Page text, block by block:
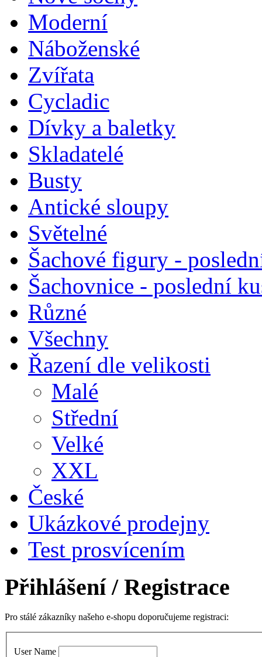
Moderní
Náboženské
Zvířata
Cycladic
Dívky a baletky
Skladatelé
Busty
Antické sloupy
Světelné
Šachové figury -
Šachovnice - poslední
Různé
Všechny
Řazení dle velikosti
Malé
Střední
Velké
XXL
České
Ukázkové prodejny
Test prosvícením
Přihlášení/ Registrace
Pro stálé zákazníky našeho e-shopu doporučujeme registraci:
User Name